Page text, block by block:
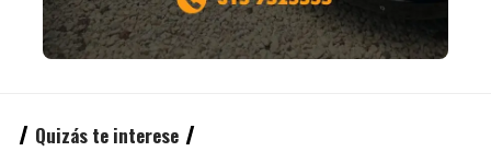
Quizás te interese